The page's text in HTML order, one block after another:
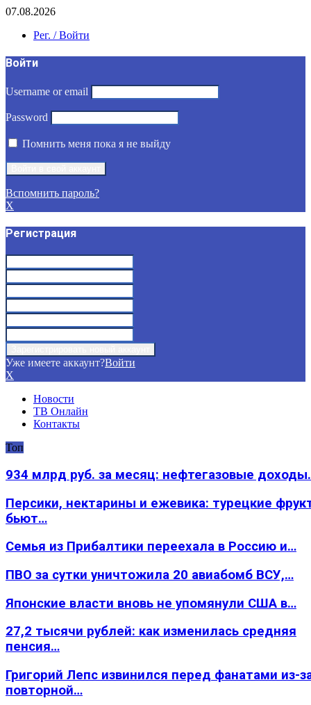
07.08.2026
Рег. / Войти
Войти
Username or email
Password
Помнить меня пока я не выйду
Вспомнить пароль?
X
Регистрация
Уже имеете аккаунт?Войти
X
Новости
ТВ Онлайн
Контакты
Топ
934 млрд руб. за месяц: нефтегазовые
Персики, нектарины и ежевика: турецкие
бьют…
Семья из Прибалтики переехала в Россию и…
ПВО за сутки уничтожила 20 авиабомб ВСУ,…
Японские власти вновь не упомянули США в…
27,2 тысячи рублей: как изменилась средняя
пенсия…
Григорий Лепс извинился перед фанатами из-
повторной…